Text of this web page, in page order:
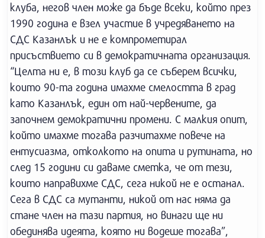
клуба, негов член може да бъде всеки, който през
1990 година е взел участие в учредяването на
СДС Казанлък и не е компрометирал
присъствието си в демократичната организация.
“Целта ни е, в този клуб да се съберем всички,
които 90-та година имахме смелостта в град
като Казанлък, един от най-червените, да
започнем демократични промени. С малкия опит,
който имахме тогава разчитахме повече на
ентусиазма, отколкото на опита и рутината, но
след 15 години си даваме сметка, че от тези,
които направихме СДС, сега никой не е останал.
Сега в СДС са мутанти, никой от нас няма да
стане член на тази партия, но винаги ще ни
обединява идеята, която ни водеше тогава”,